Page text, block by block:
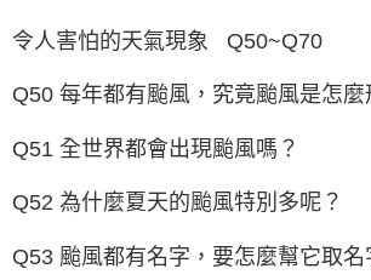
令人害怕的天氣現象 Q50~Q70
Q50 每年都有颱風，究竟颱風是怎麼
Q51 全世界都會出現颱風嗎？
Q52 為什麼夏天的颱風特別多呢？
Q53 颱風都有名字，要怎麼幫它取名